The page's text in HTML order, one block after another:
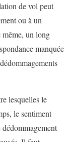
de vol peut
ou à un
même, un long
manquée
lesquelles le
le sentiment